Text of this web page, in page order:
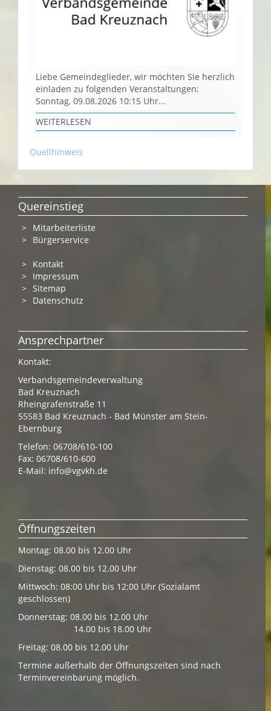
Liebe Gemeindeglieder, wir möchten Sie herzlich
einladen zu folgenden Veranstaltungen:
Sonntag, 09.08.2026 10:15 Uhr...
WEITERLESEN
Quellhinweis
Quereinstieg
Mitarbeiterliste
Bürgerservice
Kontakt
Impressum
Sitemap
Datenschutz
Ansprechpartner
Kontakt:
Verbandsgemeindeverwaltung
Bad Kreuznach
Rheingrafenstraße 11
55583 Bad Kreuznach - Bad Münster am Stein-
Ebernburg
Telefon: 06708/610-100
Fax: 06708/610-600
E-Mail: info@vgvkh.de
Öffnungszeiten
Montag: 08.00 bis 12.00 Uhr
Dienstag: 08.00 bis 12.00 Uhr
Mittwoch: 08:00 Uhr bis 12:00 Uhr (Sozialamt
geschlossen)
Donnerstag: 08.00 bis 12.00 Uhr
14.00 bis 18.00 Uhr
Freitag: 08.00 bis 12.00 Uhr
Termine außerhalb der Öffnungszeiten sind nach
Terminvereinbarung möglich.